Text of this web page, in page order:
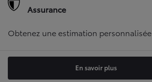
Assurance
Obtenez une estimation personnalisée
En savoir plus